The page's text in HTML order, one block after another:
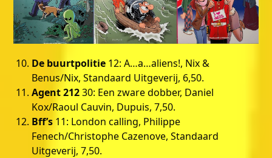
De buurtpolitie 12: A…a…aliens!, Nix &
Benus/Nix, Standaard Uitgeverij, 6,50.
Agent 21230: Een zware dobber, Daniel
Kox/Raoul Cauvin, Dupuis, 7,50.
Bff’s 11: London calling, Philippe
Fenech/Christophe Cazenove, Standaard
Uitgeverij, 7,50.